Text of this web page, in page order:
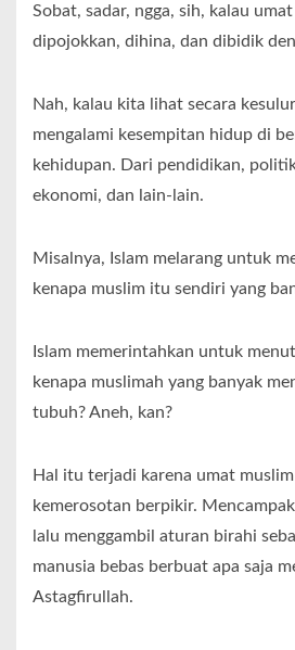
Sobat, sadar, ngga, sih, kalau
dipojokkan, dihina, dan dibidik
Nah, kalau kita lihat secara
mengalami kesempitan hidup di
kehidupan. Dari pendidikan,
ekonomi, dan lain-lain.
Misalnya, Islam melarang untuk
kenapa muslim itu sendiri yang
Islam memerintahkan untuk
kenapa muslimah yang banyak
tubuh? Aneh, kan?
Hal itu terjadi karena umat
kemerosotan berpikir.
lalu menggambil aturan birahi
manusia bebas berbuat apa saja
Astagfirullah.